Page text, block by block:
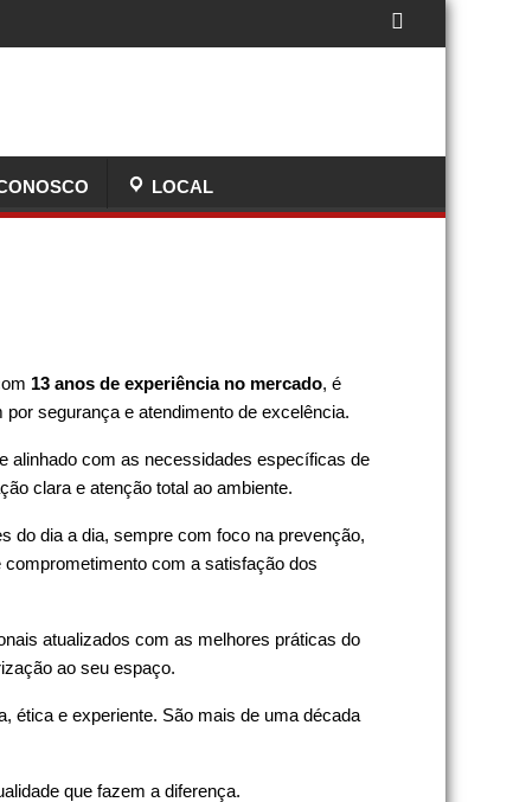
LOCAL
13 anos de experiência no mercado, é
segurança e atendimento de excelência.
alinhado com as necessidades específicas de
clara e atenção total ao ambiente.
do dia a dia, sempre com foco na prevenção,
com a satisfação dos
atualizados com as melhores práticas do
ao seu espaço.
ética e experiente. São mais de uma década
que fazem a diferença.